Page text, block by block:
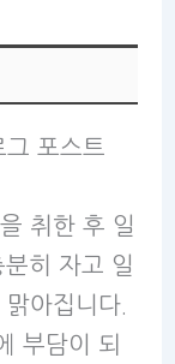
포스트
취한 후 일
히 자고 일
아집니다.
부담이 되